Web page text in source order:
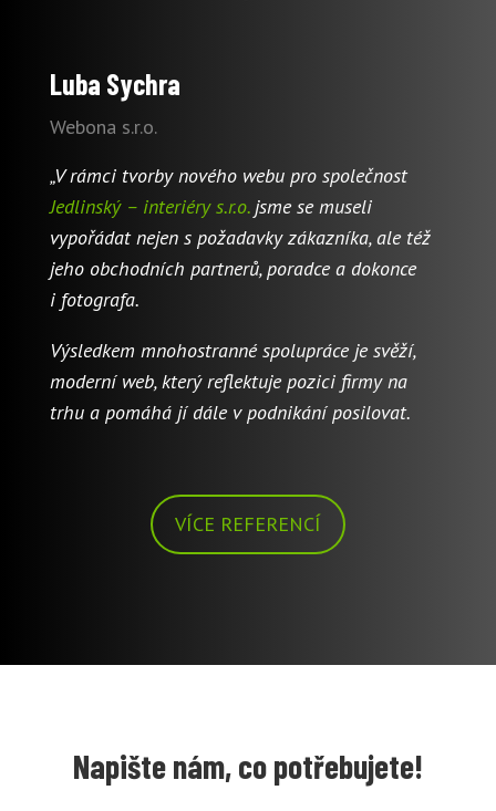
Luba Sychra
Webona s.r.o.
„V rámci tvorby nového webu pro společnost
Jedlinský – interiéry s.r.o.jsme se museli
vypořádat nejen s požadavky zákazníka, ale též
jeho obchodních partnerů, poradce a dokonce
i fotografa.
Výsledkem mnohostranné spolupráce je svěží,
moderní web, který reflektuje pozici firmy na
trhu a pomáhá jí dále v podnikání posilovat.
VÍCE REFERENCÍ
Napište nám, co potřebujete!